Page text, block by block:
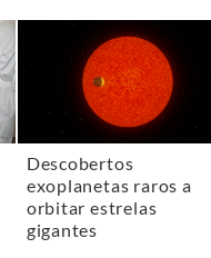
Descobertos
exoplanetas raros a
orbitar estrelas
gigantes